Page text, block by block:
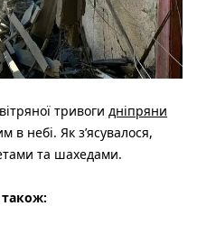
тривоги дніпряни
в небі. Як з’ясувалося,
та шахедами.